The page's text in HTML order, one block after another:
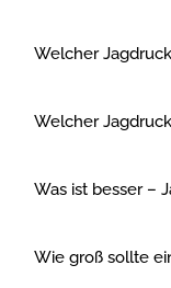
Welcher
Welcher
Was ist besser –
Wie groß sollte